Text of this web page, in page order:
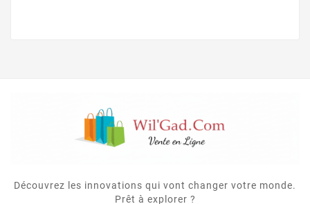
Découvrez les innovations qui vont changer votre monde.
Prêt à explorer ?